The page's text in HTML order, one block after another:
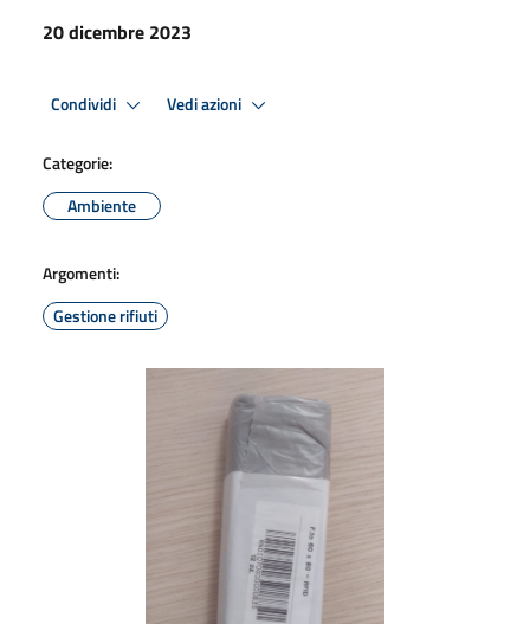
20 dicembre 2023
Condividi Vedi azioni
Categorie:
Ambiente
Argomenti:
Gestione rifiuti